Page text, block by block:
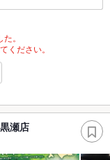
。
ください。
瀬店